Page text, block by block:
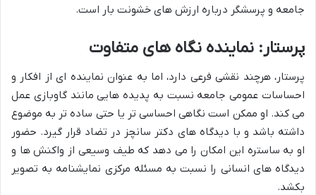
جامعه و پرسشگر درباره ارزش های خشونت بار است.
پرستار: نماینده نگاه های متفاوت
پرستار، هرچند نقشی فرعی دارد، اما به عنوان نماینده ای از افکار و
احساسات عمومی جامعه نسبت به پدیده هایی مانند گاوبازی عمل
می کند. او ممکن است نگاهی احساسی تر یا حتی ساده تر به موضوع
داشته باشد و با دیدگاه های دکتر سانچز در تضاد قرار گیرد. حضور
او به ساستره این امکان را می دهد که طیف وسیعی از واکنش ها و
دیدگاه های انسانی را نسبت به مسئله مرکزی نمایشنامه به تصویر
بکشد.